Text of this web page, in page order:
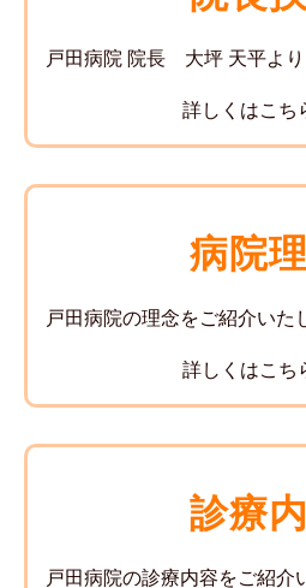
戸田病院 院長 大坪 天平より
詳しくはこ
病院
戸田病院の理念をご紹介いた
詳しくはこ
診療
戸田病院の診療内容をご紹介